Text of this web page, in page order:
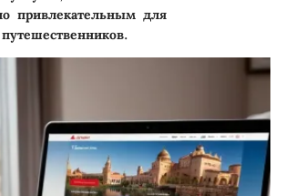
привлекательным для